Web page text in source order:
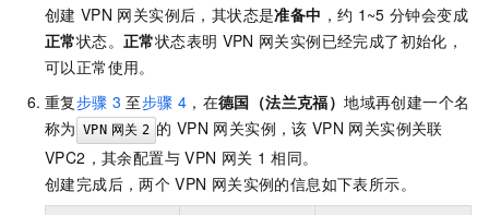
创建 VPN 网关实例后，其状态是准备中 ，约 1~5 分钟会变成
正常状态。正常状态表明 VPN 网关实例已经完成了初始化，
可以正常使用。
重复步骤 3 至步骤 4 ，在德国（法兰克福）地域再创建一个名
称为 VPN 网关 2 的 VPN 网关实例，该 VPN 网关实例关联
VPC2，其余配置与 VPN 网关 1 相同。
创建完成后，两个 VPN 网关实例的信息如下表所示。